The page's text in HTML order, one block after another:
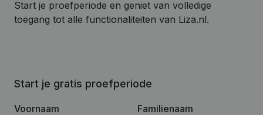
Start je proefperiode en geniet van volledige
toegang tot alle functionaliteiten van Liza.nl.
Start je gratis proefperiode
Voornaam Familienaam